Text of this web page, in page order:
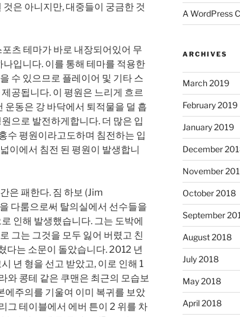
은 아니지만, 대중들이 궁금한 것
츠 테마가 바로 내장되어있어 무
입니다. 이를 통해 테마를 적용한
수 있으므로 플레이어 및 기타 스
공됩니다. 이 평원은 느리게 흐르
운동은 강 바닥에서 퇴적물을 덜 흡
으로 발전하게합니다. 더 많은 입
수 평원이라고도하며 침전하는 입
이에서 침전 된 평원이 발생합니
은 패한다. 짐 하보 (Jim
다룸으로써 탈의실에서 선수들을
인해 발생했습니다. 그는 도박에
그는 그것을 모두 잃어 버렸고 친
다는 소문이 돌았습니다. 2012 년
년 형을 선고 받았고, 이로 인해 1
와 콩테 같은 쿠맨은 최근의 모습보
에주의를 기울여 이미 복귀를 보았
그 테이블에서 에버 튼이 2 위를 차
A WordPress
ARCHIVES
March 2019
February 2019
January 2019
December
November
October 2018
September
August 2018
July 2018
May 2018
April 2018